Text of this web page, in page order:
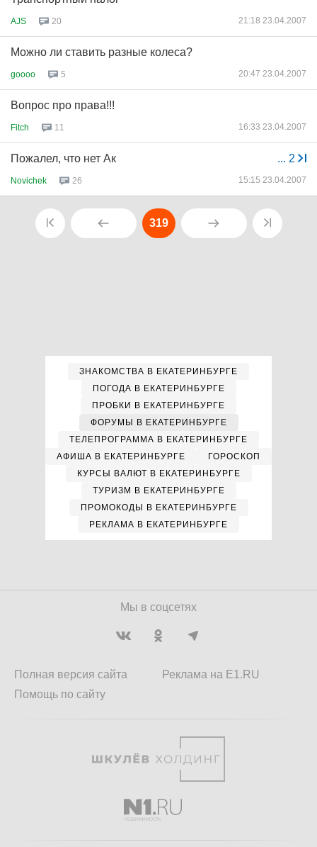
AJS 20 21:18 23.04.2007
Можно ли ставить разные колеса?
goooo 5 20:47 23.04.2007
Вопрос про права!!!
Fitch 11 16:33 23.04.2007
... 2
Пожалел, что нет Ак
Novichek 26 15:15 23.04.2007
319
ЗНАКОМСТВА В ЕКАТЕРИНБУРГЕ
ПОГОДА В ЕКАТЕРИНБУРГЕ
ПРОБКИ В ЕКАТЕРИНБУРГЕ
ФОРУМЫ В ЕКАТЕРИНБУРГЕ
ТЕЛЕПРОГРАММА В ЕКАТЕРИНБУРГЕ
АФИША В ЕКАТЕРИНБУРГЕ
ГОРОСКОП
КУРСЫ ВАЛЮТ В ЕКАТЕРИНБУРГЕ
ТУРИЗМ В ЕКАТЕРИНБУРГЕ
ПРОМОКОДЫ В ЕКАТЕРИНБУРГЕ
РЕКЛАМА В ЕКАТЕРИНБУРГЕ
Мы в соцсетях
Полная версия сайта
Помощь по сайту
Реклама на E1.RU